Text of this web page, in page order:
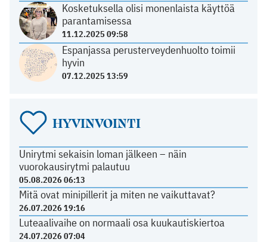
Kosketuksella olisi monenlaista käyttöä
parantamisessa
11.12.2025 09:58
Espanjassa perusterveydenhuolto toimii
hyvin
07.12.2025 13:59
HYVINVOINTI
Unirytmi sekaisin loman jälkeen – näin
vuorokausirytmi palautuu
05.08.2026 06:13
Mitä ovat minipillerit ja miten ne vaikuttavat?
26.07.2026 19:16
Luteaalivaihe on normaali osa kuukautiskiertoa
24.07.2026 07:04